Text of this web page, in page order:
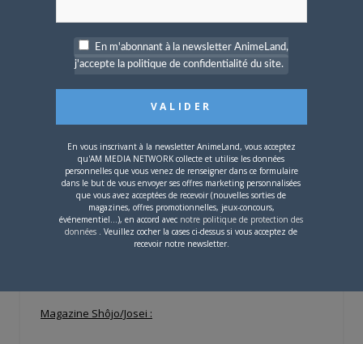
Magazine Special (49 000)
Morning (250 692)
Shônen Jump(2 376 667)
Sunday Gx (15 500)
Ultra Jump (48 667)
V Jump (246 667)
Young Animal (117 084)
Young Animal Arashi (99 334)
Magazine Shôjo/Josei :
En m'abonnant à la newsletter AnimeLand,
j'accepte la politique de confidentialité du site.
En vous inscrivant à la newsletter AnimeLand, vous acceptez
qu'AM MEDIA NETWORK collecte et utilise les données
personnelles que vous venez de renseigner dans ce formulaire
dans le but de vous envoyer ses offres marketing personnalisées
que vous avez acceptées de recevoir (nouvelles sorties de
magazines, offres promotionnelles, jeux-concours,
événementiel...), en accord avec notre politique de protection des
données . Veuillez cocher la cases ci-dessus si vous acceptez de
recevoir notre newsletter.